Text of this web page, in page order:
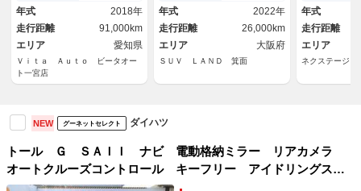
１５インチ鉄
年式
2018年
走行距離
91,000km
エリア
愛知県
Ｖｉｔａ Ａｕｔｏ ビータオー
ト一宮店
レコ コーナーセンサー スマ
ートキー ＬＥＤヘッド ビル
トインＥＴＣ
年式
2022年
走行距離
26,000km
エリア
大阪府
ＳＵＶ ＬＡＮＤ 箕面
ＴＣ ｂｌｕ
生 オートハ
ヘッドライト
年式
走行距離
エリア
ネクステージ
NEW グーネットセレクト ダイハツ
トール Ｇ ＳＡＩＩ ナビ 電動格納ミラー リアカメラ
オートクルーズコントロール キーフリー アイドリングスト
ップ ドラレコ レーンアシスト オートライト 盗難防止シ